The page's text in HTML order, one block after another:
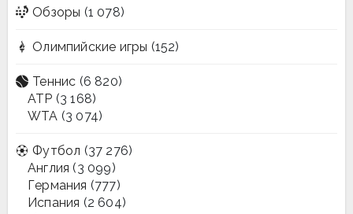
Обзоры (1 078)
Олимпийские игры (152)
Теннис (6 820)
ATP (3 168)
WTA (3 074)
Футбол (37 276)
Англия (3 099)
Германия (777)
Испания (2 604)